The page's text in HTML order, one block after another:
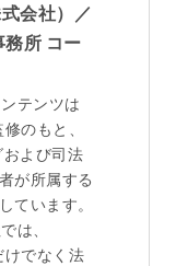
会社）／
務所 コー
テンツは
のもと、
よび司法
が所属する
ています。
は、
けでなく法